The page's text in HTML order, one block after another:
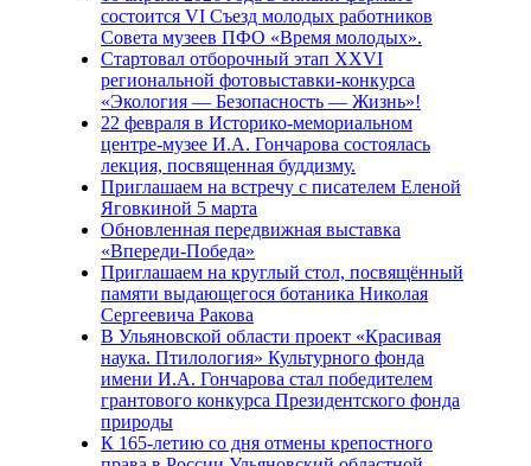
состоится VI Съезд молодых работников
Совета музеев ПФО «Время молодых».
Стартовал отборочный этап XXVI
региональной фотовыставки-конкурса
«Экология — Безопасность — Жизнь»!
22 февраля в Историко-мемориальном
центре-музее И.А. Гончарова состоялась
лекция, посвященная буддизму.
Приглашаем на встречу с писателем Еленой
Яговкиной 5 марта
Обновленная передвижная выставка
«Впереди-Победа»
Приглашаем на круглый стол, посвящённый
памяти выдающегося ботаника Николая
Сергеевича Ракова
В Ульяновской области проект «Красивая
наука. Птилология» Культурного фонда
имени И.А. Гончарова стал победителем
грантового конкурса Президентского фонда
природы
К 165-летию со дня отмены крепостного